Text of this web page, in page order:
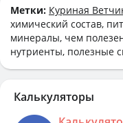
Метки: Куриная
химический состав,
минералы, чем
нутриенты, полезные
Калькуляторы